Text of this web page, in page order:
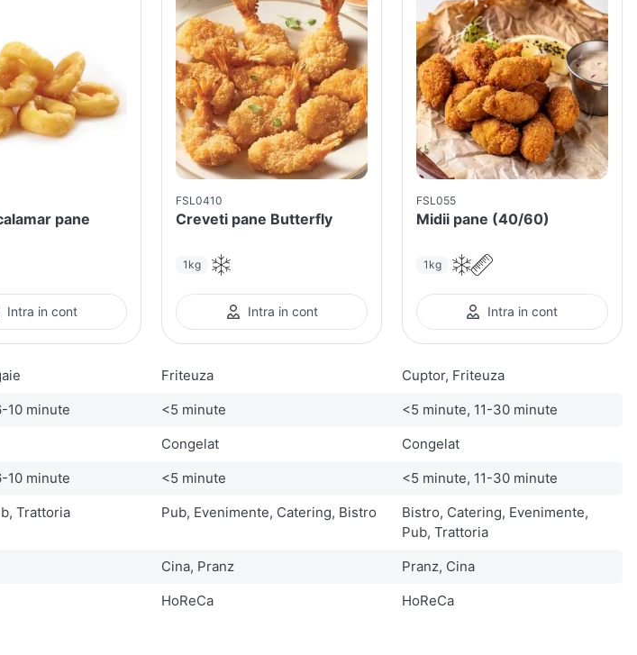
pane
Intra in cont
FSL0410
Creveti pane Butterfly
1kg
Intra in cont
FSL055
Midii pane (40/60)
1kg
Intra in cont
Friteuza
Cuptor, Friteuza
10 minute <5 minute
<5 minute, 11-30 minute
Congelat
Congelat
10 minute <5 minute <5 minute, 11-30 minute
Trattoria Pub, Evenimente, Catering, Bistro
Bistro, Catering, Evenimente,
Pub, Trattoria
Cina, Pranz
Pranz, Cina
HoReCa HoReCa